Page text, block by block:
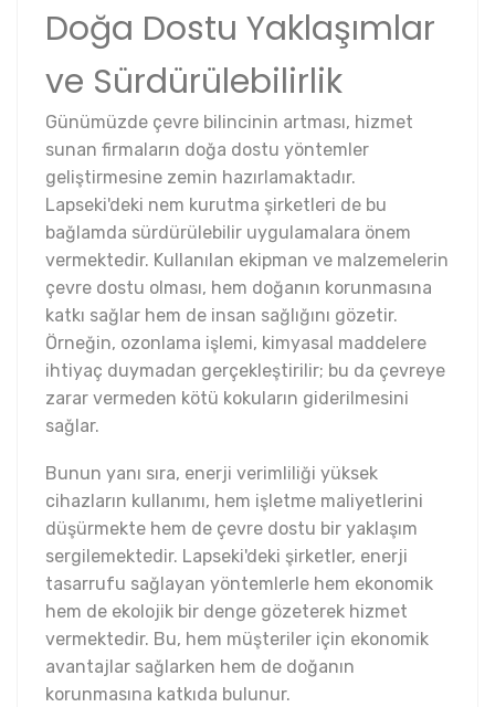
Doğa Dostu Yaklaşımlar
ve Sürdürülebilirlik
Günümüzde çevre bilincinin artması, hizmet
sunan firmaların doğa dostu yöntemler
geliştirmesine zemin hazırlamaktadır.
Lapseki'deki nem kurutma şirketleri de bu
bağlamda sürdürülebilir uygulamalara önem
vermektedir. Kullanılan ekipman ve malzemelerin
çevre dostu olması, hem doğanın korunmasına
katkı sağlar hem de insan sağlığını gözetir.
Örneğin, ozonlama işlemi, kimyasal maddelere
ihtiyaç duymadan gerçekleştirilir; bu da çevreye
zarar vermeden kötü kokuların giderilmesini
sağlar.
Bunun yanı sıra, enerji verimliliği yüksek
cihazların kullanımı, hem işletme maliyetlerini
düşürmekte hem de çevre dostu bir yaklaşım
sergilemektedir. Lapseki'deki şirketler, enerji
tasarrufu sağlayan yöntemlerle hem ekonomik
hem de ekolojik bir denge gözeterek hizmet
vermektedir. Bu, hem müşteriler için ekonomik
avantajlar sağlarken hem de doğanın
korunmasına katkıda bulunur.